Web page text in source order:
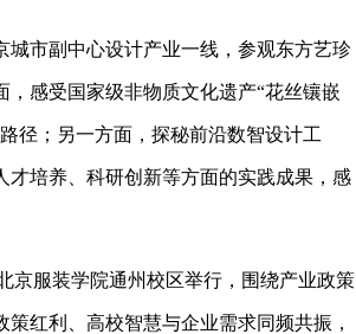
市副中心设计产业一线，参观东方艺珍
感受国家级非物质文化遗产“花丝镶嵌
径；另一方面，探秘前沿数智设计工
培养、科研创新等方面的实践成果，感
京服装学院通州校区举行，围绕产业政策
红利、高校智慧与企业需求同频共振，